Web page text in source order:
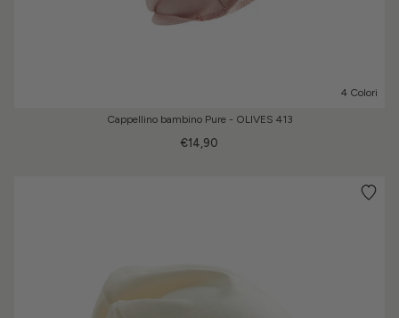
4 Colori
Cappellino bambino Pure - OLIVES 413
€14,90